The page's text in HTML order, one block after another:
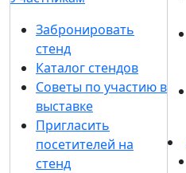
Забронировать
стенд
Каталог стендов
Советы по участию в
выставке
Пригласить
посетителей на
стенд